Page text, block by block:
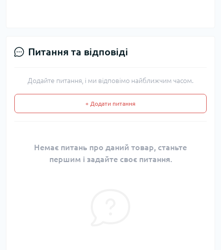
Питання та відповіді
Додайте питання, і ми відповімо найближчим часом.
+ Додати питання
Немає питань про даний товар, станьте
першим і задайте своє питання.